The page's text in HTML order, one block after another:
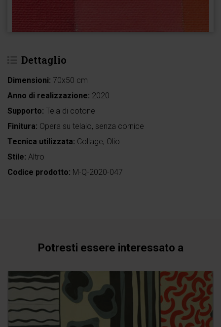
Dettaglio
Dimensioni: 70x50 cm
Anno di realizzazione: 2020
Supporto: Tela di cotone
Finitura: Opera su telaio, senza cornice
Tecnica utilizzata: Collage, Olio
Stile: Altro
Codice prodotto: M-Q-2020-047
Potresti essere interessato a